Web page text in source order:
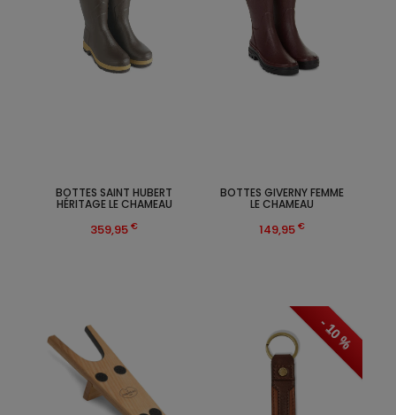
BOTTES SAINT HUBERT
HÉRITAGE LE CHAMEAU
359,95 €
BOTTES GIVERNY FEMME
LE CHAMEAU
149,95 €
- 10 %